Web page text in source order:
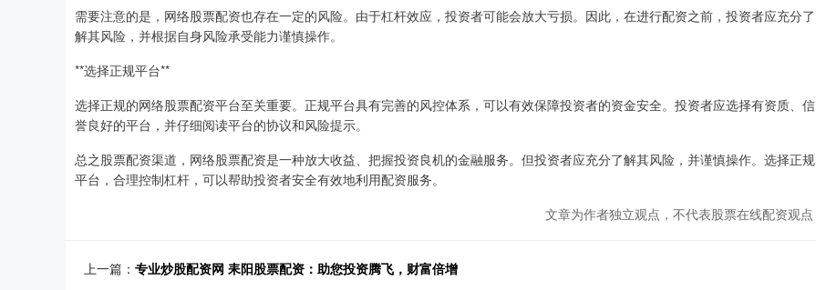
需要注意的是，网络股票配资也存在一定的风险。由于杠杆效应，投资者可能会放大亏损。因此，在进行配资之前，投资者应充分了
解其风险，并根据自身风险承受能力谨慎操作。
**选择正规平台**
选择正规的网络股票配资平台至关重要。正规平台具有完善的风控体系，可以有效保障投资者的资金安全。投资者应选择有资质、信
誉良好的平台，并仔细阅读平台的协议和风险提示。
总之股票配资渠道，网络股票配资是一种放大收益、把握投资良机的金融服务。但投资者应充分了解其风险，并谨慎操作。选择正规
平台，合理控制杠杆，可以帮助投资者安全有效地利用配资服务。
文章为作者独立观点，不代表股票在线配资观点
上一篇： 专业炒股配资网 耒阳股票配资：助您投资腾飞，财富倍增